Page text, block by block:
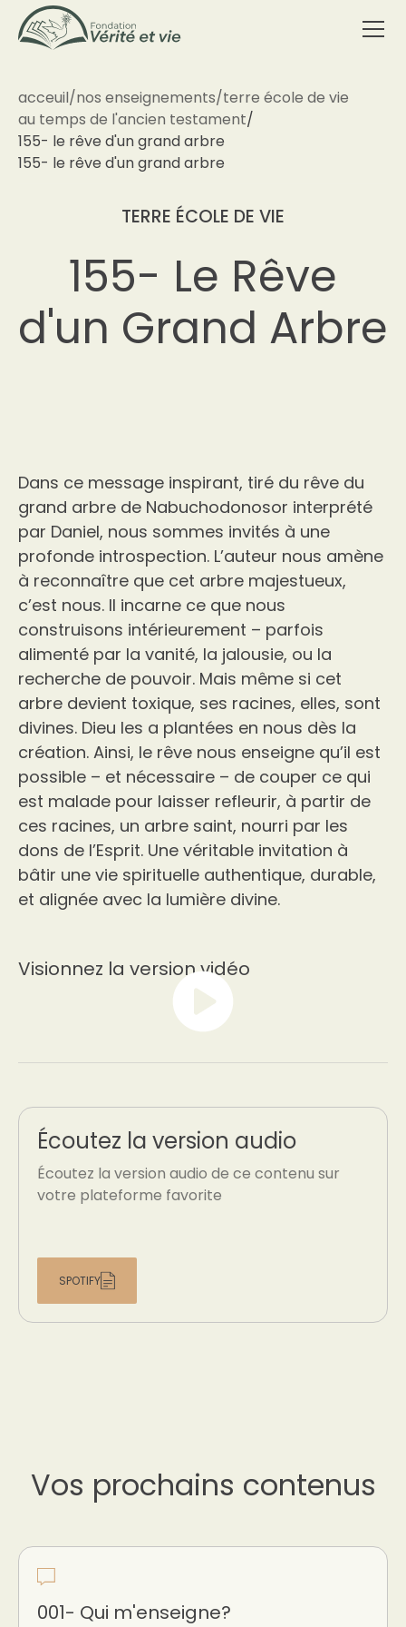
acceuil/nos enseignements/terre école de vie
au temps de l'ancien testament/
155- le rêve d'un grand arbre
155- le rêve d'un grand arbre
TERRE ÉCOLE DE VIE
155- Le Rêve
d'un Grand Arbre
Dans ce message inspirant, tiré du rêve du
grand arbre de Nabuchodonosor interprété
par Daniel, nous sommes invités à une
profonde introspection. L’auteur nous amène
à reconnaître que cet arbre majestueux,
c’est nous. Il incarne ce que nous
construisons intérieurement – parfois
alimenté par la vanité, la jalousie, ou la
recherche de pouvoir. Mais même si cet
arbre devient toxique, ses racines, elles, sont
divines. Dieu les a plantées en nous dès la
création. Ainsi, le rêve nous enseigne qu’il est
possible – et nécessaire – de couper ce qui
est malade pour laisser refleurir, à partir de
ces racines, un arbre saint, nourri par les
dons de l’Esprit. Une véritable invitation à
bâtir une vie spirituelle authentique, durable,
et alignée avec la lumière divine.
Visionnez la version vidéo
Écoutez la version audio
Écoutez la version audio de ce contenu sur
votre plateforme favorite
SPOTIFY
Vos prochains contenus
001- Qui m'enseigne?